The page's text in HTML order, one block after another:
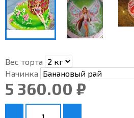
Вес торта
Начинка
5 360.00 ₽